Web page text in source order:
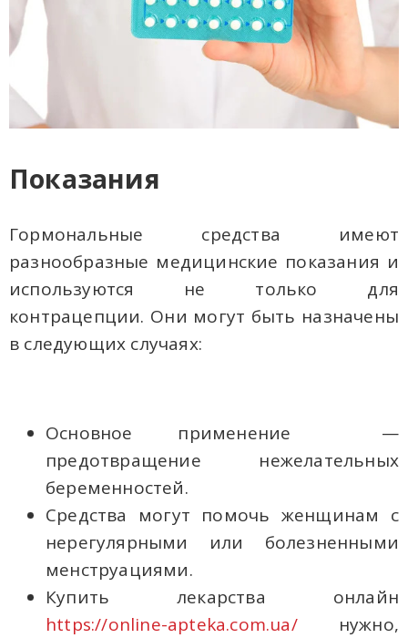
Показания
Гормональные средства имеют
разнообразные медицинские показания и
используются не только для
контрацепции. Они могут быть назначены
в следующих случаях:
Основное применение —
предотвращение нежелательных
беременностей.
Средства могут помочь женщинам с
нерегулярными или болезненными
менструациями.
Купить лекарства онлайн
https://online-apteka.com.ua/нужно,